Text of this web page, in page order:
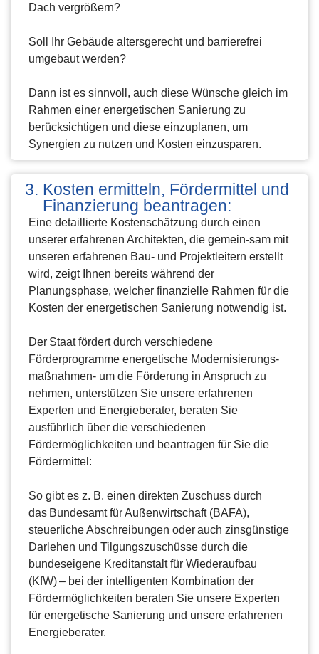
Dach vergrößern?
Soll Ihr Gebäude altersgerecht und barrierefrei
umgebaut werden?
Dann ist es sinnvoll, auch diese Wünsche gleich im
Rahmen einer energetischen Sanierung zu
berücksichtigen und diese einzuplanen, um
Synergien zu nutzen und Kosten einzusparen.
Kosten ermitteln, Fördermittel und
Finanzierung beantragen:
Eine detaillierte Kostenschätzung durch einen
unserer erfahrenen Architekten, die gemein-sam mit
unseren erfahrenen Bau- und Projektleitern erstellt
wird, zeigt Ihnen bereits während der
Planungsphase, welcher finanzielle Rahmen für die
Kosten der energetischen Sanierung notwendig ist.
Der Staat fördert durch verschiedene
Förderprogramme energetische Modernisierungs-
maßnahmen- um die Förderung in Anspruch zu
nehmen, unterstützen Sie unsere erfahrenen
Experten und Energieberater, beraten Sie
ausführlich über die verschiedenen
Fördermöglichkeiten und beantragen für Sie die
Fördermittel:
So gibt es z. B. einen direkten Zuschuss durch
das Bundesamt für Außenwirtschaft (BAFA),
steuerliche Abschreibungen oder auch zinsgünstige
Darlehen und Tilgungszuschüsse durch die
bundeseigene Kreditanstalt für Wiederaufbau
(KfW) – bei der intelligenten Kombination der
Fördermöglichkeiten beraten Sie unsere Experten
für energetische Sanierung und unsere erfahrenen
Energieberater.